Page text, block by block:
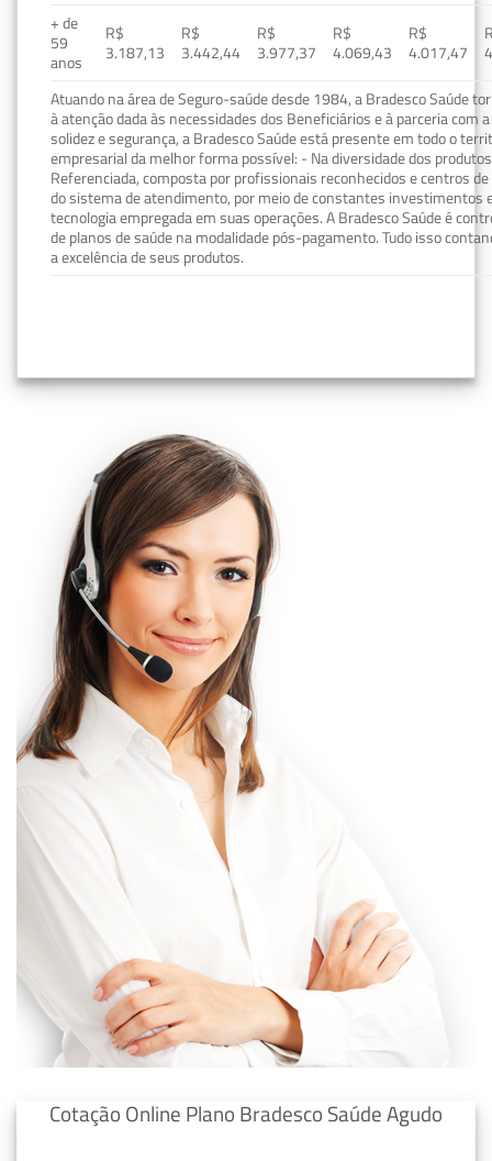
+ de
59
anos
R$
3.187,13
R$
3.442,44
R$
3.977,37
R$
4.069,43
R$
4.017,47
Atuando na área de Seguro-saúde desde 1984, a Bradesco Saúde
à atenção dada às necessidades dos Beneficiários e à parceria com
solidez e segurança, a Bradesco Saúde está presente em todo o
empresarial da melhor forma possível: - Na diversidade dos
Referenciada, composta por profissionais reconhecidos e centros
do sistema de atendimento, por meio de constantes investimentos
tecnologia empregada em suas operações. A Bradesco Saúde é
de planos de saúde na modalidade pós-pagamento. Tudo isso
a excelência de seus produtos.
Cotação Online Plano Bradesco Saúde Agudo